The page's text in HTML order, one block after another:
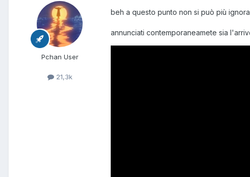
Pchan User
21,3k
beh a questo punto non si può più
annunciati contemporaneamete sia